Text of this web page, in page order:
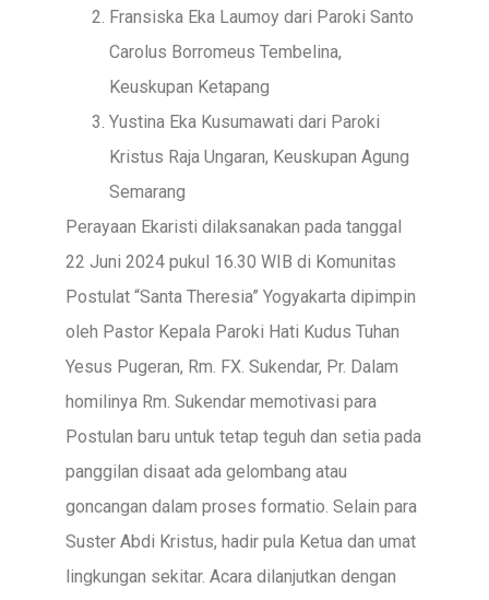
Fransiska Eka Laumoy dari Paroki Santo
Carolus Borromeus Tembelina,
Keuskupan Ketapang
Yustina Eka Kusumawati dari Paroki
Kristus Raja Ungaran, Keuskupan Agung
Semarang
Perayaan Ekaristi dilaksanakan pada tanggal
22 Juni 2024 pukul 16.30 WIB di Komunitas
Postulat “Santa Theresia” Yogyakarta dipimpin
oleh Pastor Kepala Paroki Hati Kudus Tuhan
Yesus Pugeran, Rm. FX. Sukendar, Pr. Dalam
homilinya Rm. Sukendar memotivasi para
Postulan baru untuk tetap teguh dan setia pada
panggilan disaat ada gelombang atau
goncangan dalam proses formatio. Selain para
Suster Abdi Kristus, hadir pula Ketua dan umat
lingkungan sekitar. Acara dilanjutkan dengan